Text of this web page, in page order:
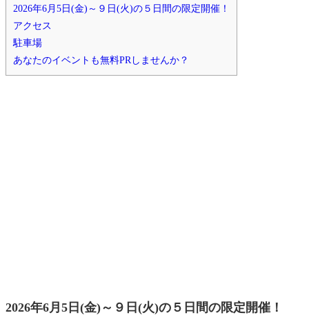
2026年6月5日(金)～９日(火)の５日間の限定開催！
アクセス
駐車場
あなたのイベントも無料PRしませんか？
2026年6月5日(金)～９日(火)の５日間の限定開催！